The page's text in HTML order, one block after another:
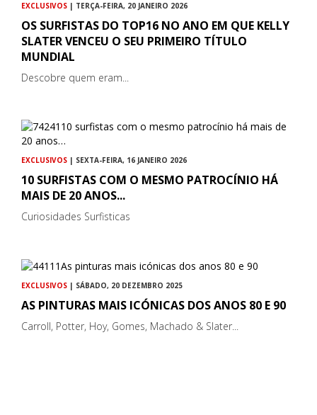
EXCLUSIVOS | TERÇA-FEIRA, 20 JANEIRO 2026
OS SURFISTAS DO TOP16 NO ANO EM QUE KELLY
SLATER VENCEU O SEU PRIMEIRO TÍTULO
MUNDIAL
Descobre quem eram...
EXCLUSIVOS | SEXTA-FEIRA, 16 JANEIRO 2026
10 SURFISTAS COM O MESMO PATROCÍNIO HÁ
MAIS DE 20 ANOS...
Curiosidades Surfisticas
EXCLUSIVOS | SÁBADO, 20 DEZEMBRO 2025
AS PINTURAS MAIS ICÓNICAS DOS ANOS 80 E 90
Carroll, Potter, Hoy, Gomes, Machado & Slater...